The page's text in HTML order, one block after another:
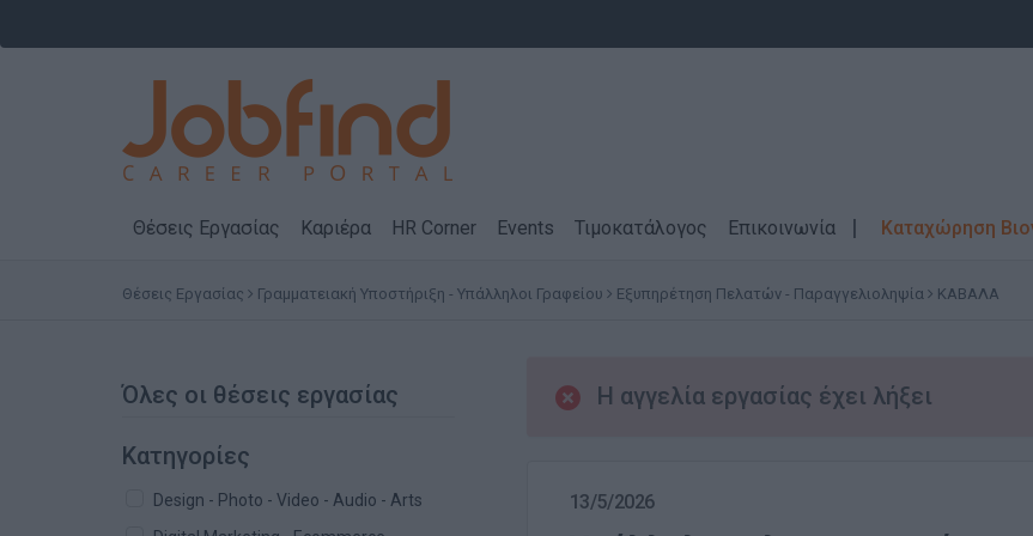
Θέσεις Εργασίας Καριέρα HR Corner Events Τιμοκατάλογος Επικοινωνία Καταχώρηση
Θέσεις Εργασίας Γραμματειακή Υποστήριξη - Υπάλληλοι Γραφείου Εξυπηρέτηση Πελατών - Παραγγελιοληψία ΚΑΒΑΛΑ
Όλες οι θέσεις εργασίας
Κατηγορίες
Design - Photo - Video - Audio - Arts
Η αγγελία εργασίας έχει λήξει
13/5/2026